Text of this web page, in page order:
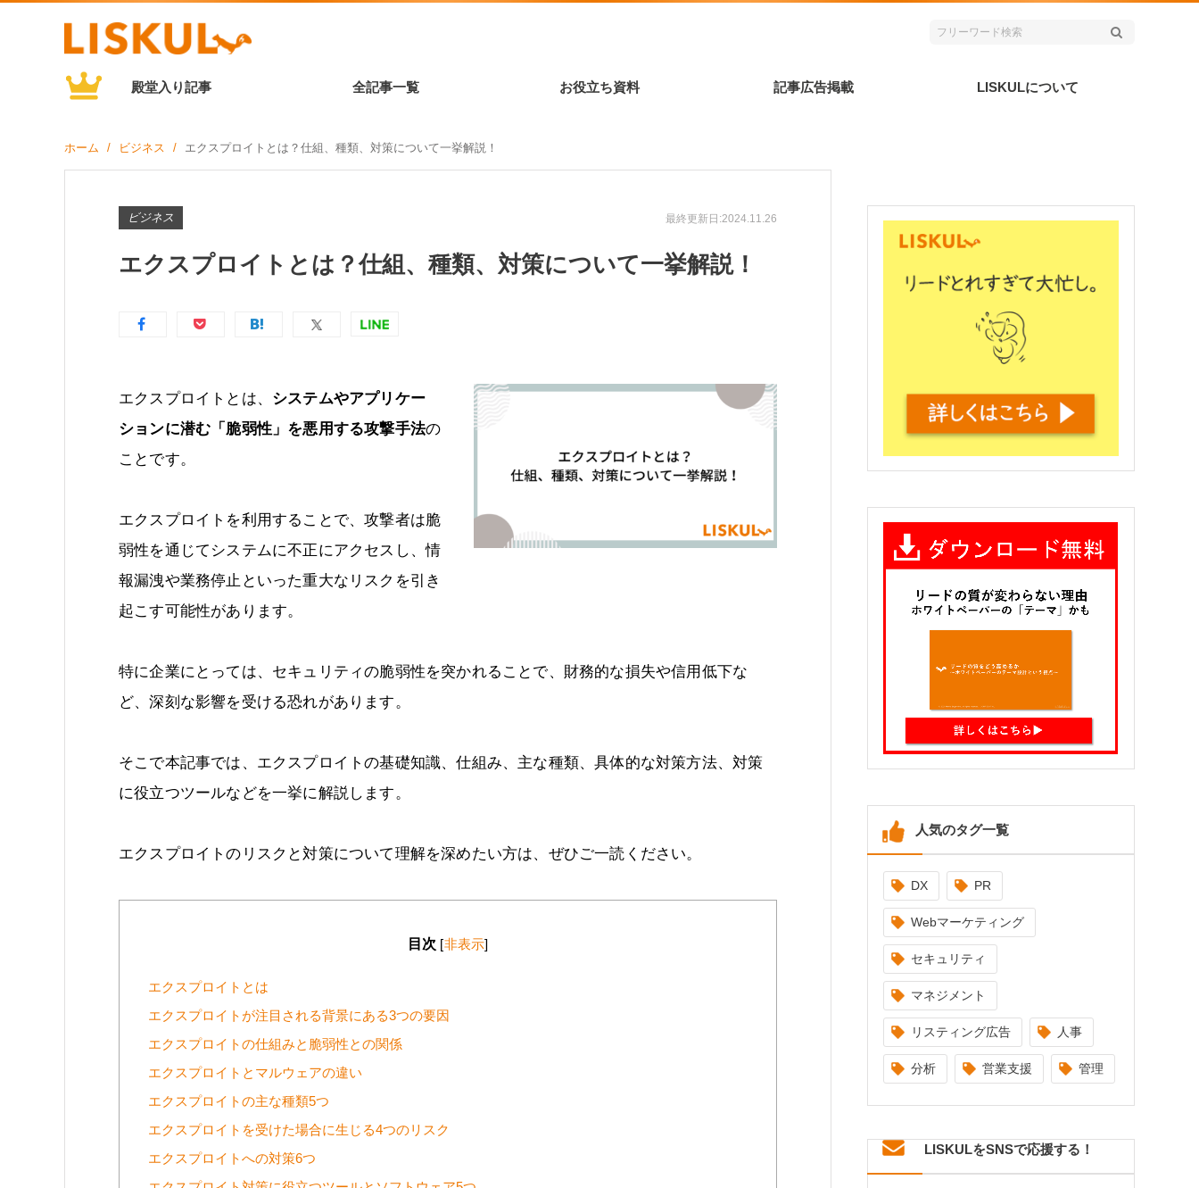
殿堂入り記事 全記事一覧 お役立ち資料 記事広告掲載 LISKULについて
ホーム ビジネス エクスプロイトとは？仕組、種類、対策について一挙解説！
ビジネス 最終更新日:2024.11.26
エクスプロイトとは？仕組、種類、対策について一挙解説！
エクスプロイトとは、 システムやアプリケー
ションに潜む「脆弱性」を悪用する攻撃手法の
ことです。
エクスプロイトを利用することで、攻撃者は脆
弱性を通じてシステムに不正にアクセスし、情
報漏洩や業務停止といった重大なリスクを引き
起こす可能性があります。
特に企業にとっては、セキュリティの脆弱性を突かれることで、財務的な損失や信用低下な
ど、深刻な影響を受ける恐れがあります。
そこで本記事では、エクスプロイトの基礎知識、仕組み、主な種類、具体的な対策方法、対策
に役立つツールなどを一挙に解説します。
エクスプロイトのリスクと対策について理解を深めたい方は、ぜひご一読ください。
目次 [非表示]
エクスプロイトとは
エクスプロイトが注目される背景にある3つの要因
エクスプロイトの仕組みと脆弱性との関係
エクスプロイトとマルウェアの違い
エクスプロイトの主な種類5つ
エクスプロイトを受けた場合に生じる4つのリスク
エクスプロイトへの対策6つ
人気のタグ一覧
DX PR
Webマーケティング
セキュリティ
マネジメント
リスティング広告 人事
分析 営業支援 管理
LISKULをSNSで応援する！